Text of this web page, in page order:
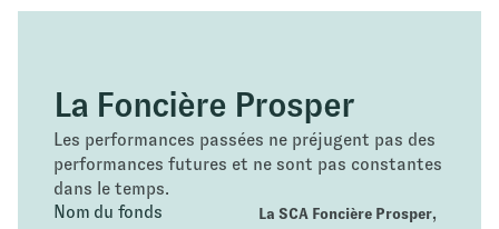
La Foncière Prosper
Les performances passées ne préjugent pas des
performances futures et ne sont pas constantes
dans le temps.
Nom du fonds
La SCA Foncière Prosper,